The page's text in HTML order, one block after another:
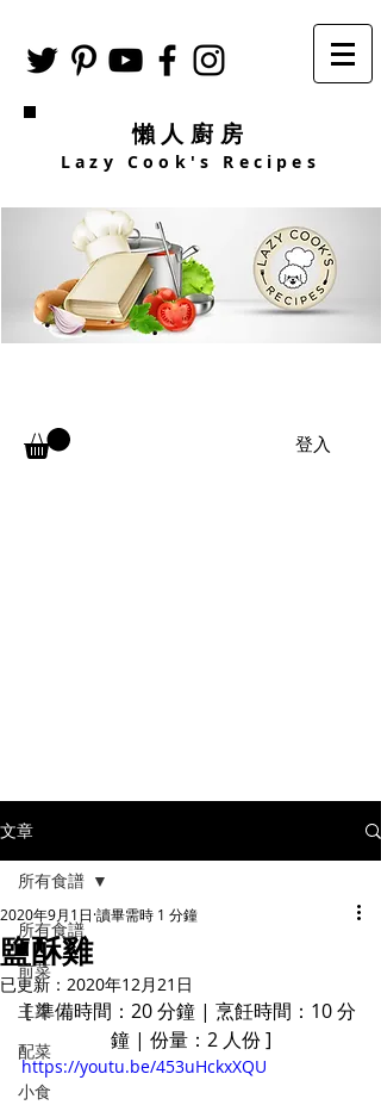
懶人廚房
Lazy Cook's Recipes
登入
文章
所有食譜
前菜
主菜
配菜
小食
所有食譜
鹽酥雞
2020年9月1日 讀畢需時 1 分鐘
已更新： 2020年12月21日
[ 準備時間：20 分鐘 | 烹飪時間：10 分
鐘 | 份量：2 人份 ]
https://youtu.be/453uHckxXQU